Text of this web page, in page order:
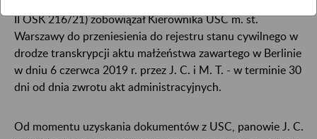
II OSK 216/21) zobowiązał Kierownika USC m. st.
Warszawy do przeniesienia do rejestru stanu cywilnego w
drodze transkrypcji aktu małżeństwa zawartego w Berlinie
w dniu 6 czerwca 2019 r. przez J. C. i M. T. - w terminie 30
dni od dnia zwrotu akt administracyjnych.
Od momentu uzyskania dokumentów z USC, panowie J. C.